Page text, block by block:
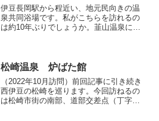
伊豆長岡駅から程近い、地元民向きの温
泉共同浴場です。私がこちらを訪れるの
は約10年ぶりでしょうか。韮山温泉につ
たくさん検索されますが...
松崎温泉 炉ばた館
（2022年10月訪問）前回記事に引き続き
西伊豆の松崎を巡ります。今回訪ねるの
は松崎市街の南部、道部交差点（丁字